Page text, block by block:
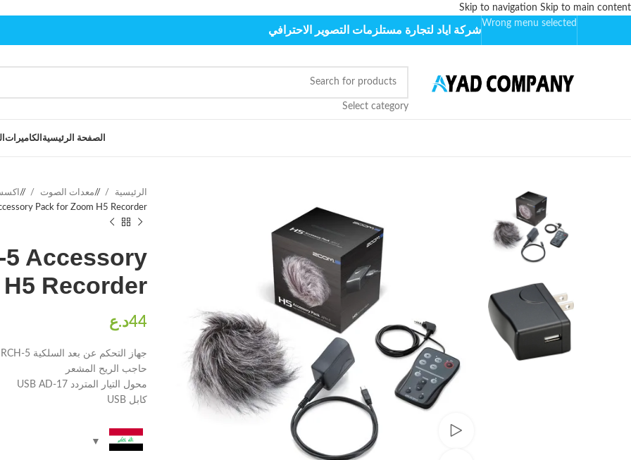
Skip to navigation Skip to main content
Wrong menu selected
شركة اياد لتجارة مستلزمات التصوير الاحترافي
Select category
الصفحة الرئيسية الكاميرات
الرئيسية / معدات الصوت /
Pack for Zoom H5 Recorder
5 Accessory
Recorder
جهاز التحكم عن بعد السلكية RCH-5
حاجب الريح المشعر
محول التيار المتردد USB AD-17
كابل USB